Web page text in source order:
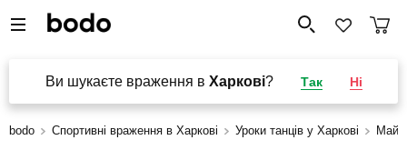
Ви шукаєте враження в Харкові? Так Ні
bodo Спортивні враження в Харкові Уроки танців у Харкові